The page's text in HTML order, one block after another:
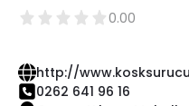
0.00
http://
0262 641 96 16